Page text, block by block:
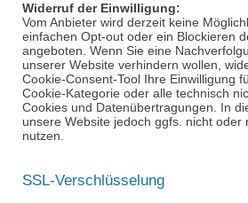
Widerruf der Einwilligung:
Vom Anbieter wird derzeit keine
einfachen Opt-out oder ein Blockieren
angeboten. Wenn Sie eine
unserer Website verhindern wollen,
Cookie-Consent-Tool Ihre Einwilligung
Cookie-Kategorie oder alle technisch
Cookies und Datenübertragungen. In
unsere Website jedoch ggfs. nicht oder
nutzen.
SSL-Verschlüsselung